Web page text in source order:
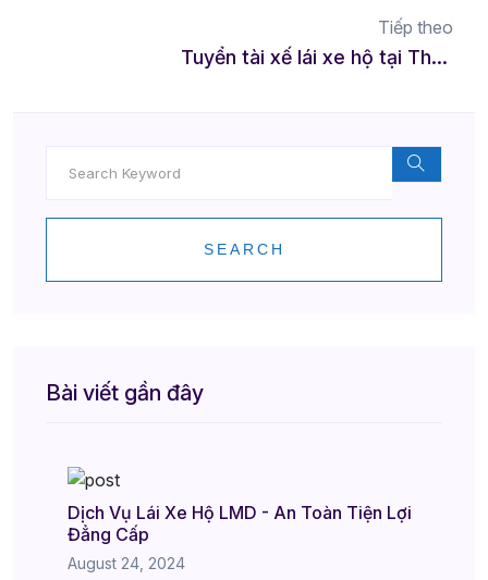
Tiếp theo
Tuyển tài xế lái xe hộ tại Thái Nguyên – Công việc linh hoạt, thu nhập hấp dẫn
SEARCH
Bài viết gần đây
Dịch Vụ Lái Xe Hộ LMD - An Toàn Tiện Lợi
Đẳng Cấp
August 24, 2024